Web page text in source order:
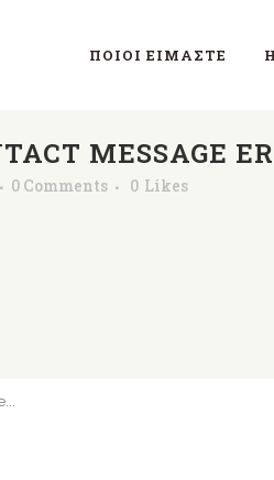
ΠΟΙΟΊ ΕΊΜΑΣΤΕ
MESSAGE
0 Comments 0 Likes